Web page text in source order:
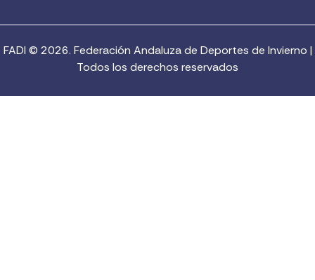
FADI © 2026. Federación Andaluza de Deportes de Invierno |
Todos los derechos reservados